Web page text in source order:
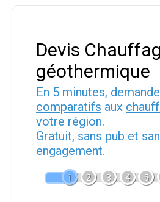
Devis
géothermique
En 5 minutes,
comparatifs aux
votre région.
Gratuit, sans pub et
engagement.
1 2 3 4 5